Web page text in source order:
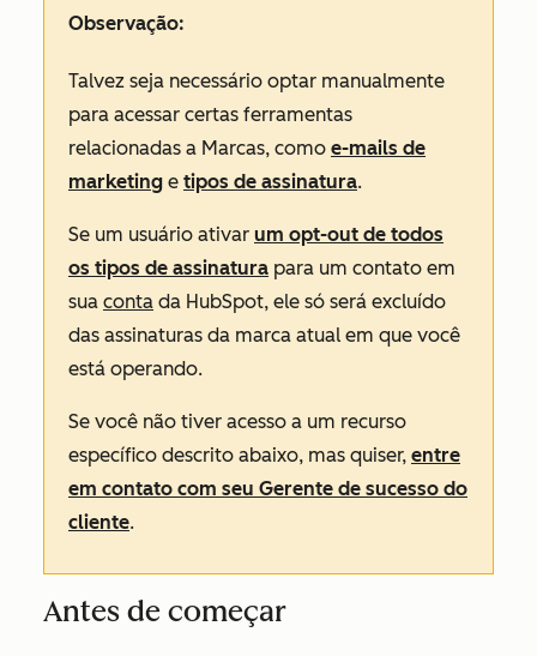
Observação:
Talvez seja necessário optar manualmente
para acessar certas ferramentas
relacionadas a Marcas, como e-mails de
marketing e tipos de assinatura.
Se um usuário ativar um opt-out de todos
os tipos de assinatura para um contato em
sua conta da HubSpot, ele só será excluído
das assinaturas da marca atual em que você
está operando.
Se você não tiver acesso a um recurso
específico descrito abaixo, mas quiser, entre
em contato com seu Gerente de sucesso do
cliente.
Antes de começar